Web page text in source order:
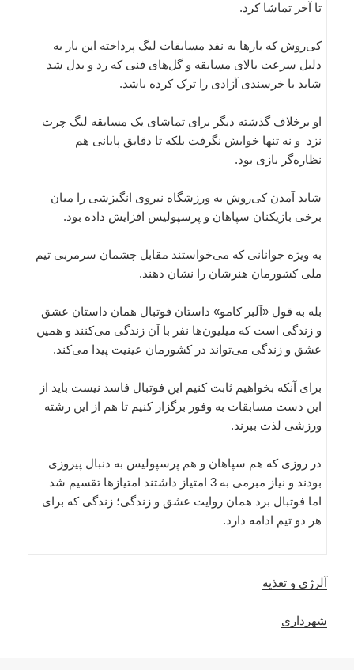
تا آخر تماشا کرد.
کی‌روش که بارها به نقد مسابقات لیگ پرداخته این بار به
دلیل سرعت بالای مسابقه و گل‌های فنی که رد و بدل شد
شاید با خرسندی آزادی را ترک کرده باشد.
او برخلاف گذشته دیگر برای تماشای یک مسابقه لیگ چرت
نزد و نه تنها خوابش نگرفت بلکه تا دقایق پایانی هم
نظاره‌گر بازی بود.
شاید آمدن کی‌روش به ورزشگاه نیروی انگیزشی را میان
برخی بازیکنان سپاهان و پرسپولیس افزایش داده بود.
به ویژه جوانانی که می‌خواستند مقابل چشمان سرمربی تیم
ملی کشورمان هنرشان را نشان دهند.
بله به قول «آلبر کامو» داستان فوتبال همان داستان عشق
و زندگی است که میلیون‌ها نفر با آن زندگی می‌کنند و همین
عشق و زندگی می‌تواند در کشورمان عینیت پیدا می‌کند.
برای آنکه بخواهیم ثابت کنیم این فوتبال فاسد نیست باید از
این دست مسابقات به وفور برگزار کنیم تا هم از این رشته
ورزشی لذت ببرند.
در روزی که هم سپاهان و هم پرسپولیس به دنبال پیروزی
بودند و نیاز مبرمی به 3 امتیاز داشتند امتیازها تقسیم شد
اما فوتبال برد همان روایت عشق و زندگی؛ زندگی که برای
هر دو تیم ادامه دارد.
آلرژی و تغذیه
شهرداری